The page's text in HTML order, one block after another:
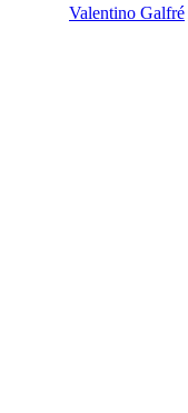
Valentino Galfré